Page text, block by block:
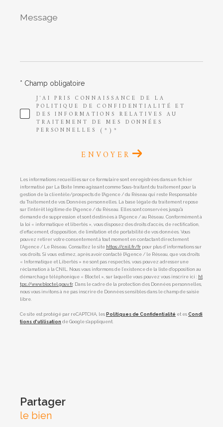
Message
*
J'AI PRIS CONNAISSANCE DE LA
POLITIQUE DE CONFIDENTIALITÉ ET
DES INFORMATIONS RELATIVES AU
TRAITEMENT DE MES DONNÉES
PERSONNELLES (*)*
* Champ obligatoire
ENVOYER
Les informations recueillies sur ce formulaire sont enregistrées dans un fichier
informatisé par La Boite Immo agissant comme Sous-traitant du traitement pour la
gestion de la clientèle/prospects de l'Agence / du Réseau qui reste Responsable
du Traitement de vos Données personnelles. La base légale du traitement repose
sur l'intérêt légitime de l'Agence / du Réseau. Elles sont conservées jusqu'à
demande de suppression et sont destinées à l'Agence / au Réseau. Conformément à
la loi « informatique et libertés », vous disposez des droits d’accès, de rectification,
d’effacement, d’opposition, de limitation et de portabilité de vos données. Vous
pouvez retirer votre consentement à tout moment en contactant directement
l’Agence / Le Réseau. Consultez le site https://cnil.fr/fr pour plus d’informations sur
vos droits. Si vous estimez, après avoir contacté l'Agence / le Réseau, que vos droits
« Informatique et Libertés » ne sont pas respectés, vous pouvez adresser une
réclamation à la CNIL. Nous vous informons de l’existence de la liste d'opposition au
démarchage téléphonique « Bloctel », sur laquelle vous pouvez vous inscrire ici : ht
tps://www.bloctel.gouv.fr. Dans le cadre de la protection des Données personnelles,
nous vous invitons à ne pas inscrire de Données sensibles dans le champ de saisie
libre.
Ce site est protégé par reCAPTCHA, les Politiques de Confidentialité et es Condi
tions d'utilisation de Google s'appliquent.
partager
le bien